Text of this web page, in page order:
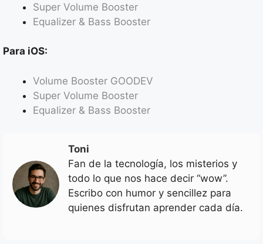
Super Volume Booster
Equalizer & Bass Booster
Para iOS:
Volume Booster GOODEV
Super Volume Booster
Equalizer & Bass Booster
Toni
Fan de la tecnología, los misterios y
todo lo que nos hace decir “wow”.
Escribo con humor y sencillez para
quienes disfrutan aprender cada día.